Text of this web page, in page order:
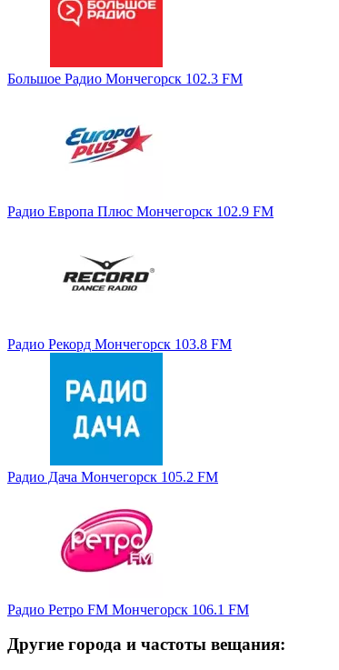
Большое Радио Мончегорск 102.3 FM
Радио Европа Плюс Мончегорск 102.9 FM
Радио Рекорд Мончегорск 103.8 FM
Радио Дача Мончегорск 105.2 FM
Радио Ретро FM Мончегорск 106.1 FM
Другие города и частоты вещания: